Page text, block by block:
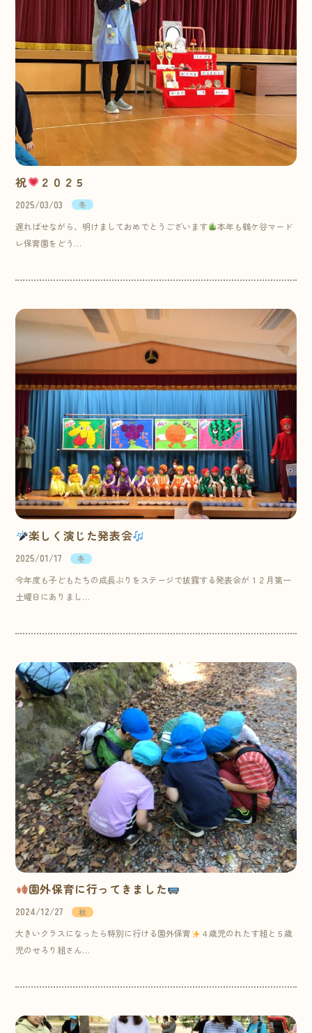
祝 ２０２５
2025/03/03 冬
遅ればせながら、明けましておめでとうございます
本年も鶴ケ谷マード
レ保育園をどう…
楽しく演じた発表会
2025/01/17 冬
今年度も子どもたちの成長ぶりをステージで披露する発表会が１２月第一
土曜日にありまし…
園外保育に行ってきました
2024/12/27 秋
大きいクラスになったら特別に行ける園外保育
４歳児のれたす組と５歳
児のせろり組さん…